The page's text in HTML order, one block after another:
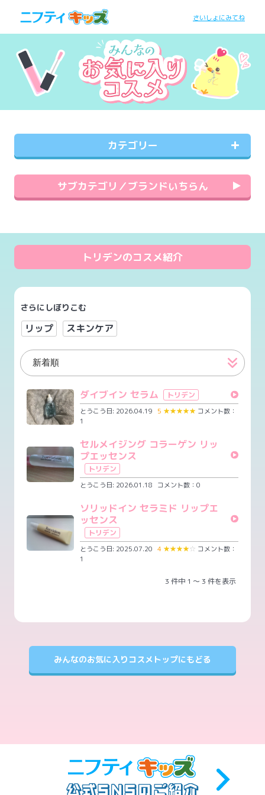
さいしょにみてね
カテゴリー
サブカテゴリ／ブランドいちらん
トリデンのコスメ紹介
さらにしぼりこむ
リップ スキンケア
ダイブイン セラム トリデン
とうこう日: 2026.04.19 5 ★★★★★ コメント数：
1
セルメイジング コラーゲン リッ
プエッセンス
トリデン
とうこう日: 2026.01.18 コメント数：0
ソリッドイン セラミド リップエ
ッセンス
トリデン
とうこう日: 2025.07.20 4 ★★★★☆ コメント数：
1
3 件中 1 ～ 3 件を表示
みんなのお気に入りコスメトップにもどる